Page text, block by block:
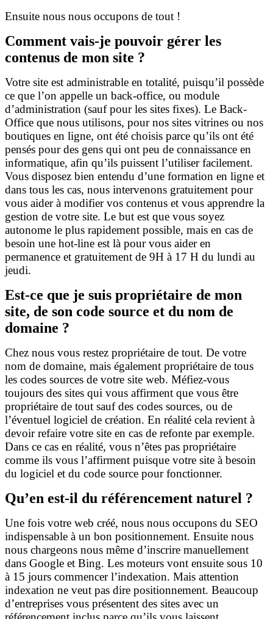
Ensuite nous nous occupons de tout !
Comment vais-je pouvoir gérer les
contenus de mon site ?
Votre site est administrable en totalité, puisqu’il possède
ce que l’on appelle un back-office, ou module
d’administration (sauf pour les sites fixes). Le Back-
Office que nous utilisons, pour nos sites vitrines ou nos
boutiques en ligne, ont été choisis parce qu’ils ont été
pensés pour des gens qui ont peu de connaissance en
informatique, afin qu’ils puissent l’utiliser facilement.
Vous disposez bien entendu d’une formation en ligne et
dans tous les cas, nous intervenons gratuitement pour
vous aider à modifier vos contenus et vous apprendre la
gestion de votre site. Le but est que vous soyez
autonome le plus rapidement possible, mais en cas de
besoin une hot-line est là pour vous aider en
permanence et gratuitement de 9H à 17 H du lundi au
jeudi.
Est-ce que je suis propriétaire de mon
site, de son code source et du nom de
domaine ?
Chez nous vous restez propriétaire de tout. De votre
nom de domaine, mais également propriétaire de tous
les codes sources de votre site web. Méfiez-vous
toujours des sites qui vous affirment que vous être
propriétaire de tout sauf des codes sources, ou de
l’éventuel logiciel de création. En réalité cela revient à
devoir refaire votre site en cas de refonte par exemple.
Dans ce cas en réalité, vous n’êtes pas propriétaire
comme ils vous l’affirment puisque votre site à besoin
du logiciel et du code source pour fonctionner.
Qu’en est-il du référencement naturel ?
Une fois votre web créé, nous nous occupons du SEO
indispensable à un bon positionnement. Ensuite nous
nous chargeons nous même d’inscrire manuellement
dans Google et Bing. Les moteurs vont ensuite sous 10
à 15 jours commencer l’indexation. Mais attention
indexation ne veut pas dire positionnement. Beaucoup
d’entreprises vous présentent des sites avec un